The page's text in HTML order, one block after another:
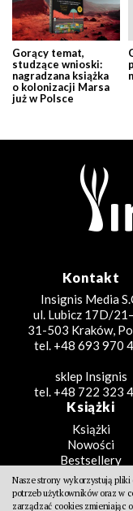
Gorący temat,
studzące wnioski:
nagradzana książka
o kolonizacji Marsa
już w Polsce
Kontakt
Insignis Media
ul. Lubicz 17D/
31-503 Kraków,
tel. +48 693 970
sklep Insignis
tel. +48 722 323
Książki
Książki
Nowości
Bestsellery
Zapowiedzi
Beletrystyka
Fantastyka
Nasze strony wykorzystują
potrzeb użytkowników oraz w
zarządzać cookies zmieniając